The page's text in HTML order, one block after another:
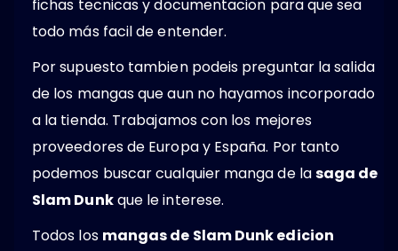
fichas tecnicas y documentacion para que sea
todo más facil de entender.
Por supuesto tambien podeis preguntar la salida
de los mangas que aun no hayamos incorporado
a la tienda. Trabajamos con los mejores
proveedores de Europa y España. Por tanto
podemos buscar cualquier manga de lasaga de
Slam Dunkque le interese.
Todos los mangas de Slam Dunk edicion